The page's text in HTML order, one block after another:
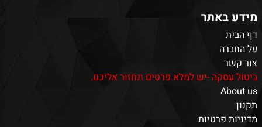
מידע באתר
דף הבית
על החברה
צור קשר
ביטול עסקה -יש למלא פרטים ונחזור אליכם.
About us
תקנון
מדיניות פרטיות